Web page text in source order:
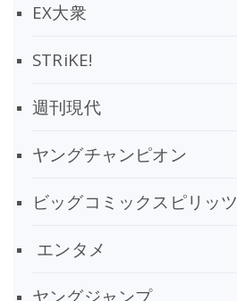
EX大衆
STRiKE!
週刊現代
ヤングチャンピオン
ビッグコミックスピリッツ
エンタメ
ヤングジャンプ